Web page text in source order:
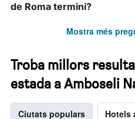
de Roma termini?
Mostra més
Troba millors
estada a Amboseli
Ciutats populars Hotels